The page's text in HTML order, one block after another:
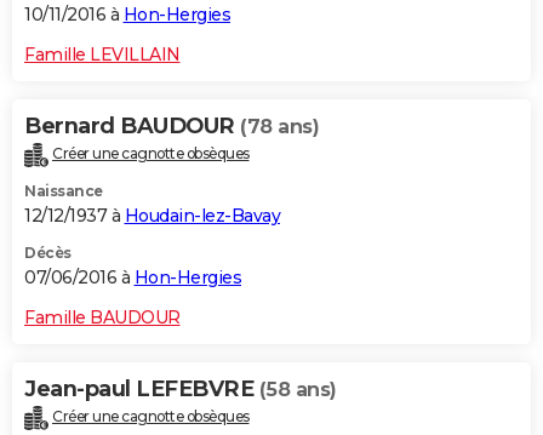
10/11/2016 à Hon-Hergies
Famille LEVILLAIN
Bernard BAUDOUR (78 ans)
Créer une cagnotte obsèques
Naissance
12/12/1937 à Houdain-lez-Bavay
Décès
07/06/2016 à Hon-Hergies
Famille BAUDOUR
Jean-paul LEFEBVRE (58 ans)
Créer une cagnotte obsèques